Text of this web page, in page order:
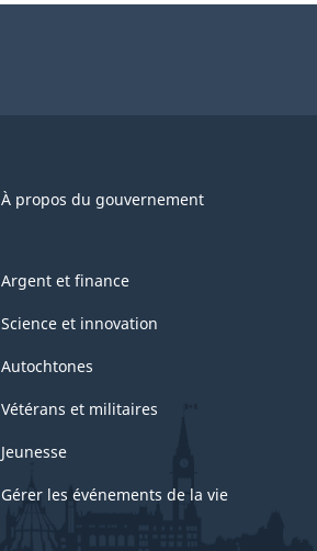
À propos du gouvernement
Argent et finance
Science et innovation
Autochtones
Vétérans et militaires
Jeunesse
Gérer les événements de la vie